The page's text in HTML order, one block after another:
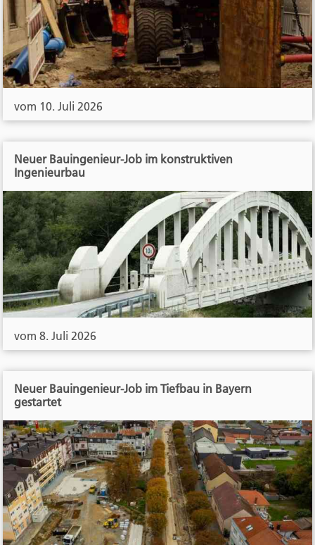
vom 10. Juli 2026
Neuer Bauingenieur-Job im konstruktiven
Ingenieurbau
vom 8. Juli 2026
Neuer Bauingenieur-Job im Tiefbau in Bayern
gestartet